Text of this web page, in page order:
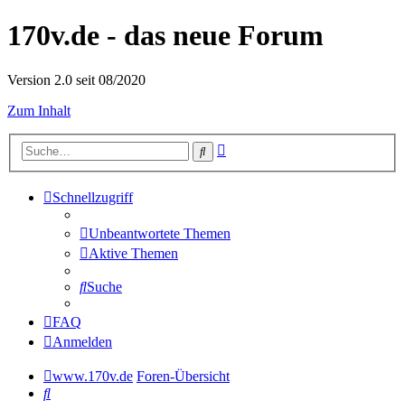
170v.de - das neue Forum
Version 2.0 seit 08/2020
Zum Inhalt
Suche
Schnellzugriff
Unbeantwortete Themen
Aktive Themen
Suche
FAQ
Anmelden
www.170v.de Foren-Übersicht
Suche